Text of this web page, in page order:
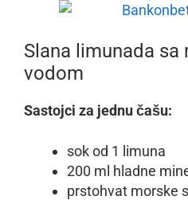
Slana limunada sa
vodom
Sastojci za jednu čašu:
sok od 1 limuna
200 ml hladne
prstohvat morske